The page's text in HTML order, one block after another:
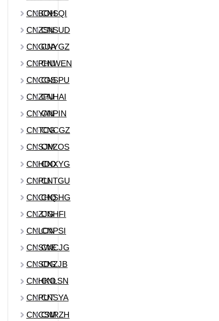
CNBOH
CNSQI
CNZSNCNSUD
CNGUACNYGZ
CNPHUCNWEN
CNCGSCNSPU
CNZPUCNHAI
CNYANCNPIN
CNTCGCNCGZ
CNSJMCNZOS
CNHDOCNXYG
CNPLICNTGU
CNCHQCNSHG
CNZJGCNHFI
CNLON
CNPSI
CNSWE
CNCJG
CNSDG
CNZJB
CNHKO
CNLSN
CNPUTCNSYA
CNCSM
CNRZH